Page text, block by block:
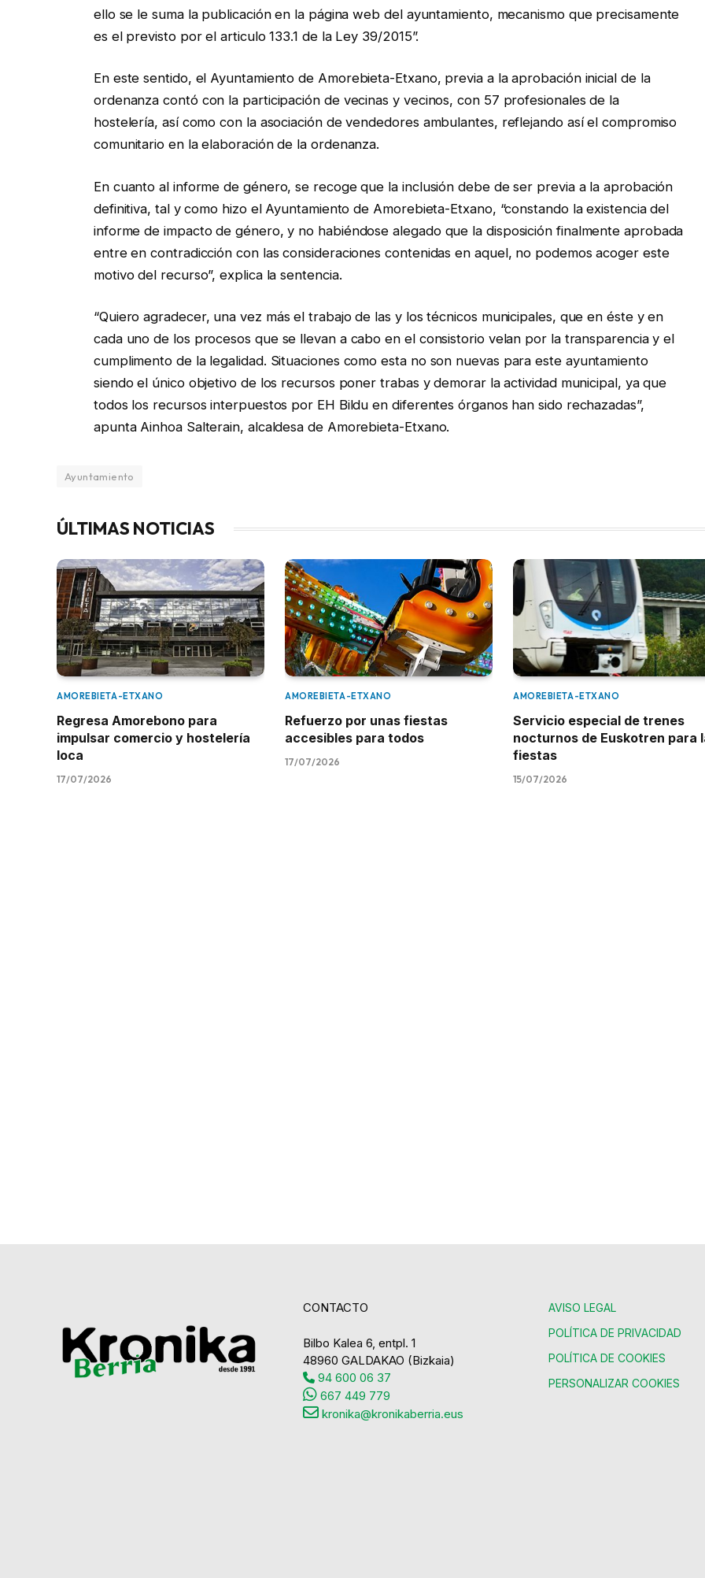
ello se le suma la publicación en la página web del ayuntamiento, mecanismo que precisamente
es el previsto por el articulo 133.1 de la Ley 39/2015”.
En este sentido, el Ayuntamiento de Amorebieta-Etxano, previa a la aprobación inicial de la
ordenanza contó con la participación de vecinas y vecinos, con 57 profesionales de la
hostelería, así como con la asociación de vendedores ambulantes, reflejando así el compromiso
comunitario en la elaboración de la ordenanza.
En cuanto al informe de género, se recoge que la inclusión debe de ser previa a la aprobación
definitiva, tal y como hizo el Ayuntamiento de Amorebieta-Etxano, “constando la existencia del
informe de impacto de género, y no habiéndose alegado que la disposición finalmente aprobada
entre en contradicción con las consideraciones contenidas en aquel, no podemos acoger este
motivo del recurso”, explica la sentencia.
“Quiero agradecer, una vez más el trabajo de las y los técnicos municipales, que en éste y en
cada uno de los procesos que se llevan a cabo en el consistorio velan por la transparencia y el
cumplimento de la legalidad. Situaciones como esta no son nuevas para este ayuntamiento
siendo el único objetivo de los recursos poner trabas y demorar la actividad municipal, ya que
todos los recursos interpuestos por EH Bildu en diferentes órganos han sido rechazadas”,
apunta Ainhoa Salterain, alcaldesa de Amorebieta-Etxano.
Ayuntamiento
ÚLTIMAS NOTICIAS
AMOREBIETA-ETXANO
Regresa Amorebono para
impulsar comercio y hostelería
loca
17/07/2026
AMOREBIETA-ETXANO
Refuerzo por unas fiestas
accesibles para todos
17/07/2026
AMOREBIETA-ETXANO
Servicio especial de trenes
nocturnos de Euskotren para
fiestas
15/07/2026
CONTACTO
Bilbo Kalea 6, entpl. 1
48960 GALDAKAO (Bizkaia)
94 600 06 37
667 449 779
kronika@kronikaberria.eus
AVISO LEGAL
POLÍTICA DE PRIVACIDAD
POLÍTICA DE COOKIES
PERSONALIZAR COOKIES